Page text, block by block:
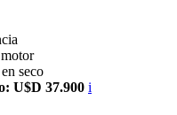
seco
U$D 37.900 i